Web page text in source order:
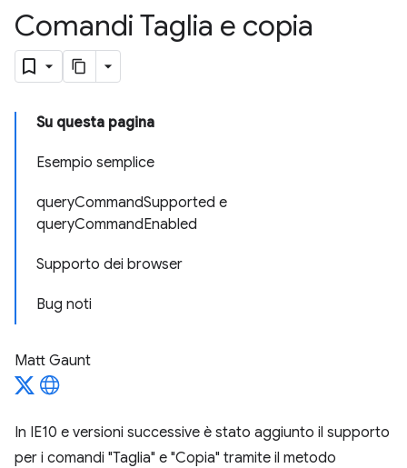
Comandi Taglia e copia
Su questa pagina
Esempio semplice
queryCommandSupported e
queryCommandEnabled
Supporto dei browser
Bug noti
Matt Gaunt
In IE10 e versioni successive è stato aggiunto il supporto
per i comandi "Taglia" e "Copia" tramite il metodo